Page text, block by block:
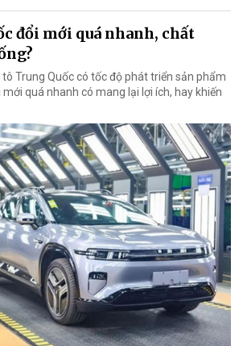
đổi mới quá nhanh, chất
tô Trung Quốc có tốc độ phát triển sản phẩm
quá nhanh có mang lại lợi ích, hay khiến